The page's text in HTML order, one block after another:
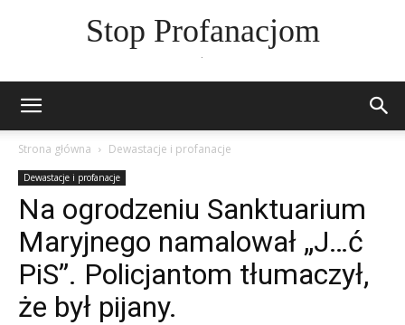
Stop Profanacjom
Strona główna Dewastacje i profanacje
Dewastacje i profanacje
Na ogrodzeniu Sanktuarium
Maryjnego namalował „J…ć
PiS”. Policjantom tłumaczył,
że był pijany.